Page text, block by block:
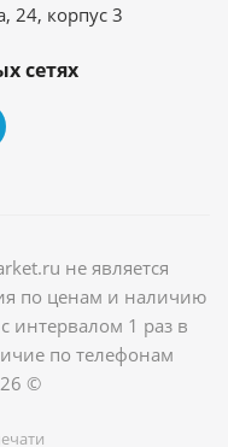
24, корпус 3
сетях
не является
по ценам и наличию
интервалом 1 раз в
по телефонам
©